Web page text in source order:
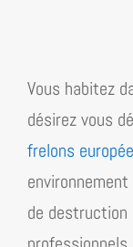
Vous habitez
désirez vous
frelons
de destruction